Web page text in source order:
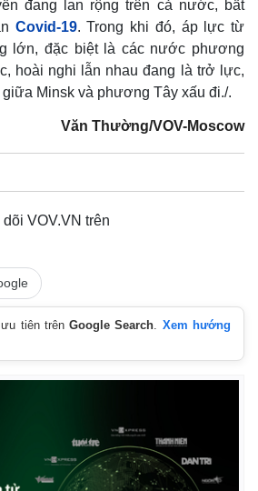
đang lan rộng trên cả nước, bất
Covid-19. Trong khi đó, áp lực từ
lớn, đặc biệt là các nước phương
hoài nghi lẫn nhau đang là trở lực,
Minsk và phương Tây xấu đi./.
Văn Thường/VOV-Moscow
VOV.VN trên
ưu tiên trênGoogle Search. Xem hướng